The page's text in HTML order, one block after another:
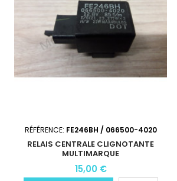
RÉFÉRENCE: FE246BH / 066500-4020
RELAIS CENTRALE CLIGNOTANTE
MULTIMARQUE
15,00 €